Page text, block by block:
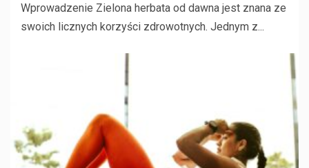
Wprowadzenie Zielona herbata od dawna jest znana ze
swoich licznych korzyści zdrowotnych. Jednym z...